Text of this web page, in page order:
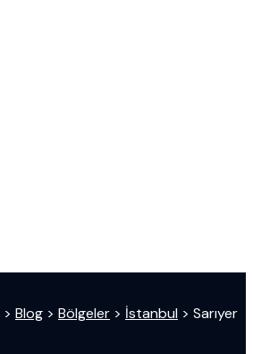
> Blog > Bölgeler > İstanbul > Sarıyer